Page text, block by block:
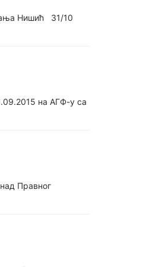
Нишић 31/10
на АГФ-у са
Правног